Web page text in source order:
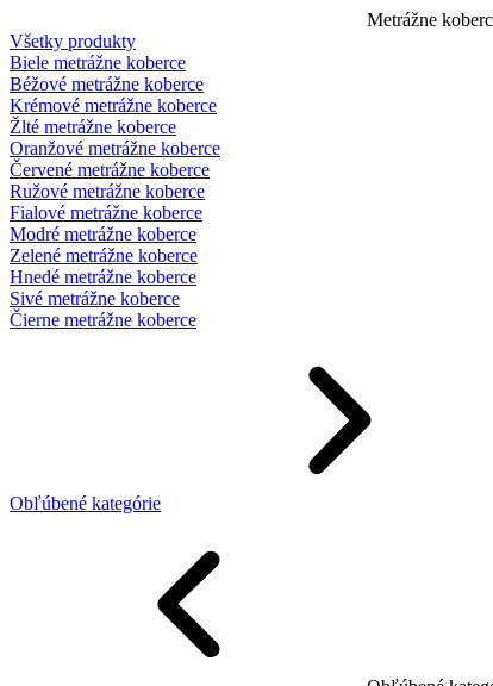
Metrážne
Všetky produkty
Biele metrážne koberce
Béžové metrážne koberce
Krémové metrážne koberce
Žlté metrážne koberce
Oranžové metrážne koberce
Červené metrážne koberce
Ružové metrážne koberce
Fialové metrážne koberce
Modré metrážne koberce
Zelené metrážne koberce
Hnedé metrážne koberce
Sivé metrážne koberce
Čierne metrážne koberce
Obľúbené kategórie